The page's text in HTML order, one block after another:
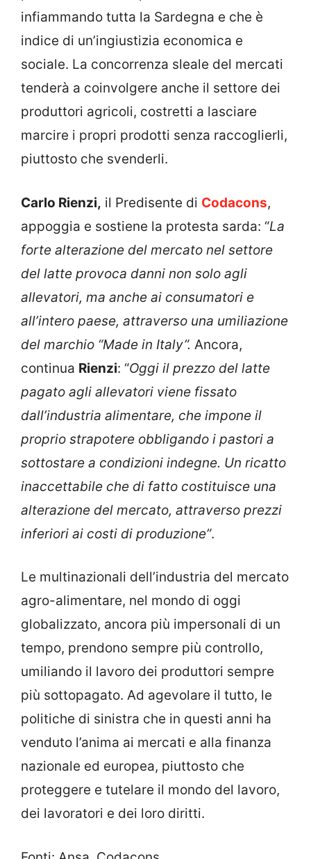
infiammando tutta la Sardegna e che è
indice di un’ingiustizia economica e
sociale. La concorrenza sleale del mercati
tenderà a coinvolgere anche il settore dei
produttori agricoli, costretti a lasciare
marcire i propri prodotti senza raccoglierli,
piuttosto che svenderli.
Carlo Rienzi, il Predisente di Codacons,
appoggia e sostiene la protesta sarda: “La
forte alterazione del mercato nel settore
del latte provoca danni non solo agli
allevatori, ma anche ai consumatori e
all’intero paese, attraverso una umiliazione
del marchio “Made in Italy”. Ancora,
continua Rienzi: “Oggi il prezzo del latte
pagato agli allevatori viene fissato
dall’industria alimentare, che impone il
proprio strapotere obbligando i pastori a
sottostare a condizioni indegne. Un ricatto
inaccettabile che di fatto costituisce una
alterazione del mercato, attraverso prezzi
inferiori ai costi di produzione”.
Le multinazionali dell’industria del mercato
agro-alimentare, nel mondo di oggi
globalizzato, ancora più impersonali di un
tempo, prendono sempre più controllo,
umiliando il lavoro dei produttori sempre
più sottopagato. Ad agevolare il tutto, le
politiche di sinistra che in questi anni ha
venduto l’anima ai mercati e alla finanza
nazionale ed europea, piuttosto che
proteggere e tutelare il mondo del lavoro,
dei lavoratori e dei loro diritti.